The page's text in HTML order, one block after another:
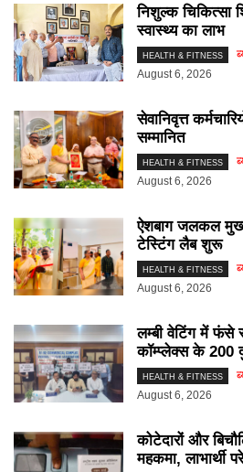
निशुल्क चिकित्सा
स्वास्थ्य का लाभ
HEALTH & FITNESS
August 6, 2026
सेवानिवृत्त
सम्मानित
HEALTH & FITNESS
August 6, 2026
ऐशबाग जलकल
टेस्टिंग लैब शुरू
HEALTH & FITNESS
August 6, 2026
लम्बी वेटिंग में फंसे
कॉम्प्लेक्स के 200
HEALTH & FITNESS
August 6, 2026
कोटेदारों और
महकमा, लाभार्थी